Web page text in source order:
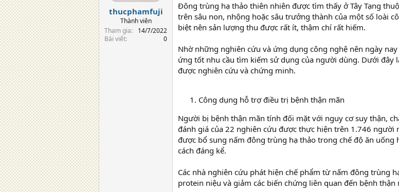
thucphamfuji
Thành viên
Tham gia
14/7/2022
Bài viết
0
Đông trùng hạ thảo thiên nhiên được tìm thấy ở Tây Tạng
trên sâu non, nhộng hoặc sâu trưởng thành của một số loài
biệt nên sản lượng thu được rất ít, thậm chí rất hiếm.
Nhờ những nghiên cứu và ứng dụng công nghệ nên ngày
ứng tốt nhu cầu tìm kiếm sử dụng của người dùng. Dưới đây
được nghiên cứu và chứng minh.
Công dụng hỗ trợ điều trị bệnh thận mãn
Người bị bệnh thận mãn tính đối mặt với nguy cơ suy thận,
đánh giá của 22 nghiên cứu được thực hiện trên 1.746
được bổ sung nấm đông trùng hạ thảo trong chế độ ăn
cách đáng kể.
Các nhà nghiên cứu phát hiện chế phẩm từ nấm đông trùng
protein niệu và giảm các biến chứng liên quan đến bệnh